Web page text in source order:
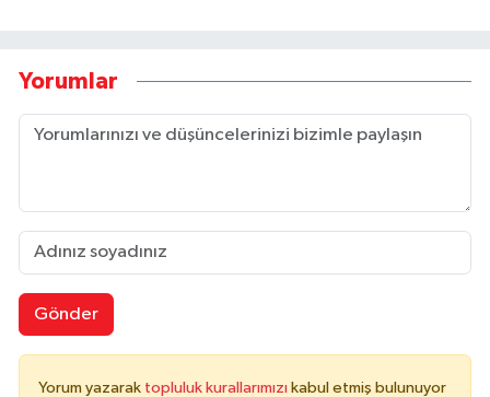
Yorumlar
Gönder
Yorum yazarak topluluk kurallarımızı kabul etmiş bulunuyor